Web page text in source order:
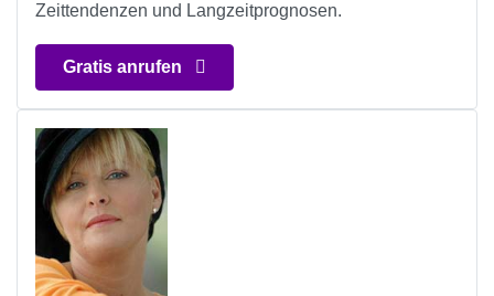
Zeittendenzen und Langzeitprognosen.
Gratis anrufen